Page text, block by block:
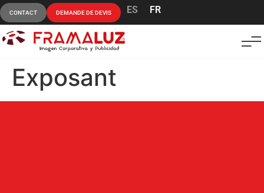
CONTACT DEMANDE DE DEVIS ES FR
Exposant